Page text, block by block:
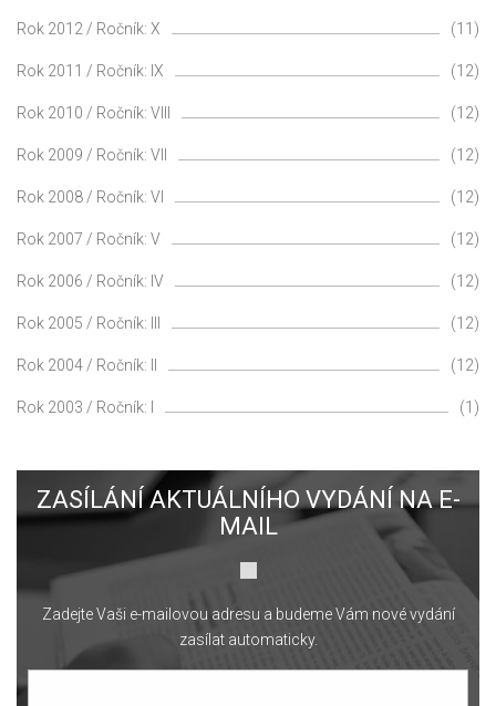
Rok 2012 / Ročník: X (11)
Rok 2011 / Ročník: IX (12)
Rok 2010 / Ročník: VIII (12)
Rok 2009 / Ročník: VII (12)
Rok 2008 / Ročník: VI (12)
Rok 2007 / Ročník: V (12)
Rok 2006 / Ročník: IV (12)
Rok 2005 / Ročník: III (12)
Rok 2004 / Ročník: II (12)
Rok 2003 / Ročník: I (1)
ZASÍLÁNÍ AKTUÁLNÍHO VYDÁNÍ NA E-
MAIL
Zadejte Vaši e-mailovou adresu a budeme Vám nové vydání
zasílat automaticky.